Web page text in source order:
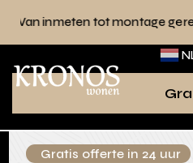
montage geregeld
Gratis offerte in 24 uur